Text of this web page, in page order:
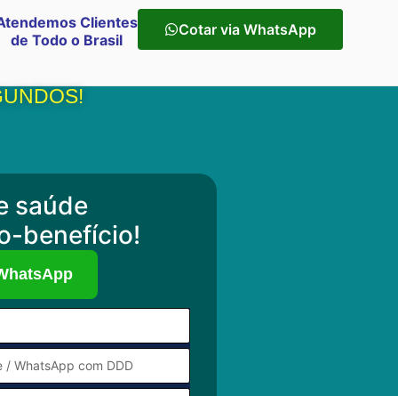
Clientes
de Todo o Brasil
Cotar via WhatsApp
saúde
benefício!